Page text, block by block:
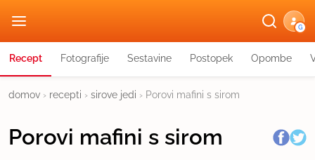
G
Recept Fotografije Sestavine Postopek Opombe
domov › recepti › sirove jedi › Porovi mafini s sirom
Porovi mafini s sirom